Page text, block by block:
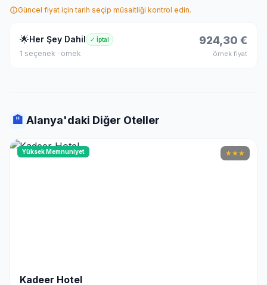
Güncel fiyat için tarih seçip müsaitliği kontrol edin.
🌟Her Şey Dahil ✓ İptal
1 seçenek · örnek
924,30 €
örnek fiyat
🏨 Alanya'daki Diğer Oteller
Yüksek Memnuniyet ★★★
Kadeer Hotel